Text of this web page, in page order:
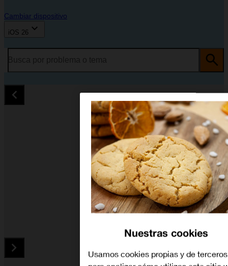
Cambiar dispositivo
iOS 26
Nuestras cookies
Usamos cookies propias y de terceros